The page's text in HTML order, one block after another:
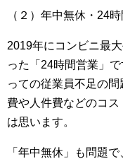
（２）年中無休・24
2019年にコンビニ最
った「24時間営業」
っての従業員不足の
費や人件費などのコ
は思います。
「年中無休」も問題